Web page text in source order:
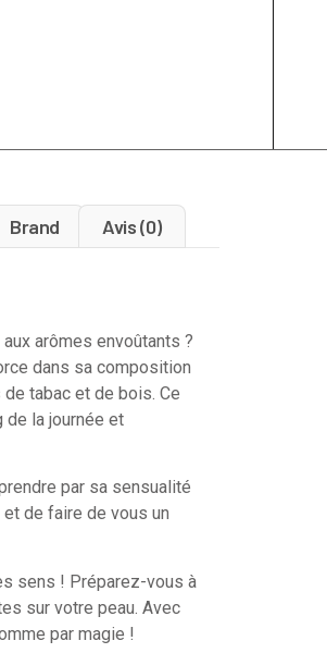
Brand Avis (0)
arômes envoûtants ?
dans sa composition
tabac et de bois. Ce
de la journée et
par sa sensualité
de faire de vous un
sens ! Préparez-vous à
sur votre peau. Avec
par magie !